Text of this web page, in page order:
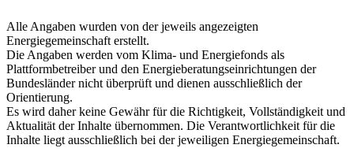
Alle Angaben wurden von der jeweils angezeigten
Energiegemeinschaft erstellt.
Die Angaben werden vom Klima- und Energiefonds als
Plattformbetreiber und den Energieberatungseinrichtungen der
Bundesländer nicht überprüft und dienen ausschließlich der
Orientierung.
Es wird daher keine Gewähr für die Richtigkeit, Vollständigkeit und
Aktualität der Inhalte übernommen. Die Verantwortlichkeit für die
Inhalte liegt ausschließlich bei der jeweiligen Energiegemeinschaft.